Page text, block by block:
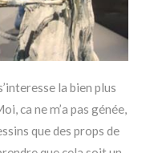
la bien plus
ca ne m’a pas génée,
que des props de